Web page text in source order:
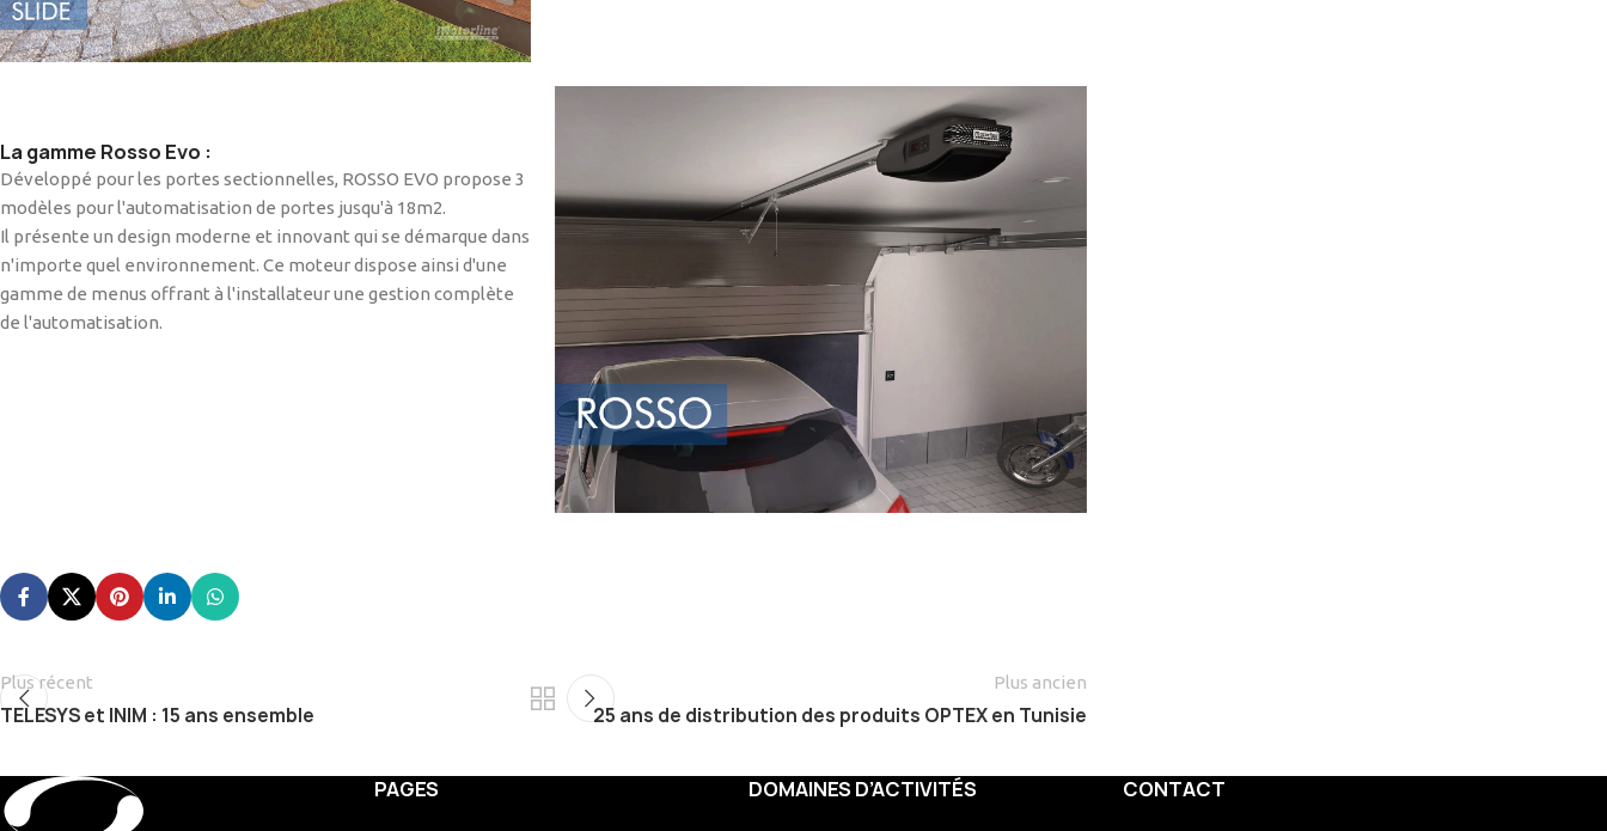
La gamme Rosso Evo :
Développé pour les portes sectionnelles, ROSSO EVO propose 3
modèles pour l'automatisation de portes jusqu'à 18m2.
Il présente un design moderne et innovant qui se démarque dans
n'importe quel environnement. Ce moteur dispose ainsi d'une
gamme de menus offrant à l'installateur une gestion complète
de l'automatisation.
Plus récent
TELESYS et INIM : 15 ans ensemble
Plus ancien
25 ans de distribution des produits OPTEX en Tunisie
PAGES DOMAINES D’ACTIVITÉS CONTACT